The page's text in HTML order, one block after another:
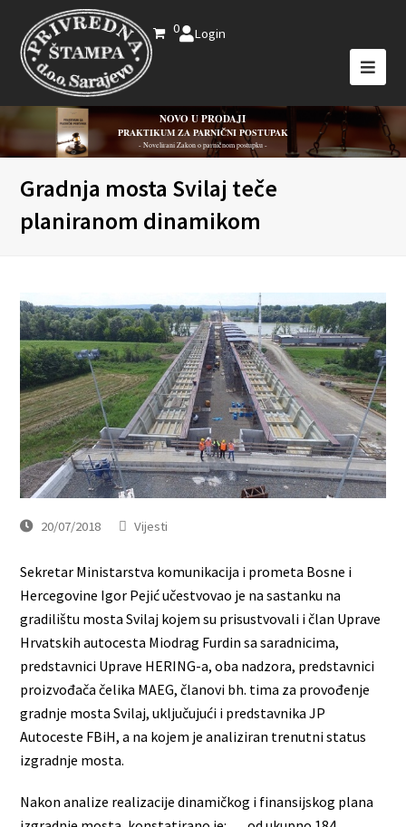
0 Login
NOVO U PRODAJI
PRAKTIKUM ZA PARNIČNI POSTUPAK
- Novelirani Zakon o parničnom postupku -
Gradnja mosta Svilaj teče
planiranom dinamikom
20/07/2018 Vijesti
Sekretar Ministarstva komunikacija i prometa Bosne i
Hercegovine Igor Pejić učestvovao je na sastanku na
gradilištu mosta Svilaj kojem su prisustvovali i član Uprave
Hrvatskih autocesta Miodrag Furdin sa saradnicima,
predstavnici Uprave HERING-a, oba nadzora, predstavnici
proizvođača čelika MAEG, članovi bh. tima za provođenje
gradnje mosta Svilaj, uključujući i predstavnika JP
Autoceste FBiH, a na kojem je analiziran trenutni status
izgradnje mosta.
Nakon analize realizacije dinamičkog i finansijskog plana